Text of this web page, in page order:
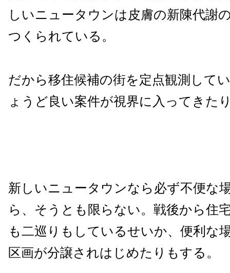
しいニュータウンは皮膚の新陳代謝
つくられている。
だから移住候補の街を定点観測して
ょうど良い案件が視界に入ってきた
新しいニュータウンなら必ず不便な
ら、そうとも限らない。戦後から住
も二巡りもしているせいか、便利な
区画が分譲されはじめたりもする。